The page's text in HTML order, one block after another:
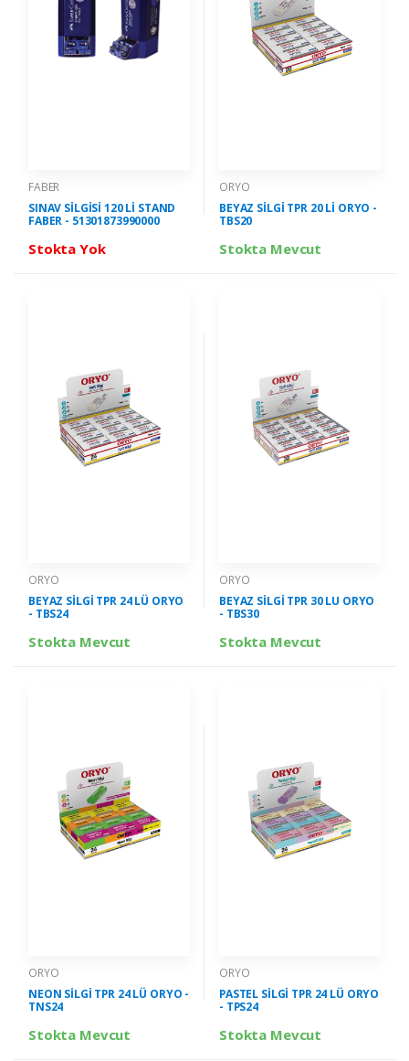
FABER
SINAV SİLGİSİ 120 Lİ STAND
FABER - 51301873990000
Stokta Yok
ORYO
BEYAZ SİLGİ TPR 20 Lİ ORYO -
TBS20
Stokta Mevcut
ORYO
BEYAZ SİLGİ TPR 24 LÜ ORYO
- TBS24
Stokta Mevcut
ORYO
BEYAZ SİLGİ TPR 30 LU ORYO
- TBS30
Stokta Mevcut
ORYO
NEON SİLGİ TPR 24 LÜ ORYO -
TNS24
Stokta Mevcut
ORYO
PASTEL SİLGİ TPR 24 LÜ ORYO
- TPS24
Stokta Mevcut